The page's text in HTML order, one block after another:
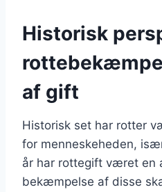
Historisk
af gift
Historisk set har rotter
for menneskeheden,
år har rottegift været en
bekæmpelse af disse